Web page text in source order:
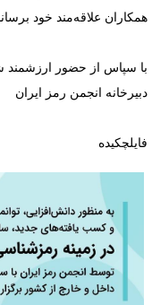
علاقه‌مند خود
سپاس از حضور ارزشمند
انجمن رمز ایران